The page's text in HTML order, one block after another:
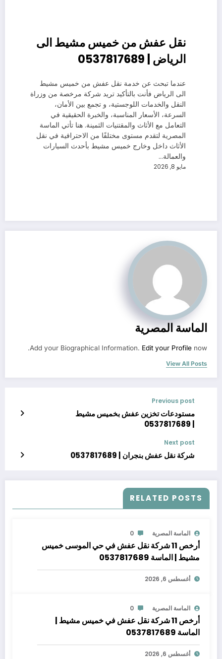
نقل عفش من خميس مشيط الى
الرياض | 0537817689
عندما تبحث عن خدمة نقل عفش من خميس مشيط
الى الرياض فأنت بالتأكيد تريد شركة مرخصة من وزراة
النقل والخدمات اللوجستية، و تجمع بين الأمان،
السرعة، الأسعار المناسبة، والخبرة الحقيقية في
التعامل مع الأثاث والمقتنيات الثمينة. هنا تأتي الماسة
المصرية لتقدم مستوى مختلفًا من الاحترافية في نقل
الأثاث داخل وخارج خميس مشيط بأحدث السيارات
والعمالة…
مايو 8, 2026
الماسة المصرية
Add your Biographical Information. Edit your Profile now.
View All Posts
Previous post
مستودعات تخزين عفش بخميس مشيط
Next post
شركة نقل عفش بنجران | 0537817689
RELATED POSTS
الماسة المصرية 0
أرخص 11 شركة نقل عفش في حي الموسى خميس
مشيط | الماسة 0537817689
أغسطس 6, 2026
الماسة المصرية 0
أرخص 11 شركة نقل عفش في خميس مشيط |
الماسة 0537817689
أغسطس 6, 2026